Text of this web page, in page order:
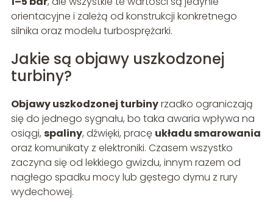
orientacyjne i zależą od konstrukcji konkretnego
silnika oraz modelu turbosprężarki.
Jakie są objawy uszkodzonej
turbiny?
Objawy uszkodzonej turbinyrzadko ograniczają
się do jednego sygnału, bo taka awaria wpływa na
osiągi, spaliny, dźwięki, pracę układu smarowania
oraz komunikaty z elektroniki. Czasem wszystko
zaczyna się od lekkiego gwizdu, innym razem od
nagłego spadku mocy lub gęstego dymu z rury
wydechowej.